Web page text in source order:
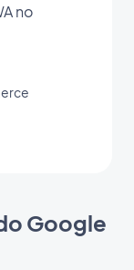
no
Google